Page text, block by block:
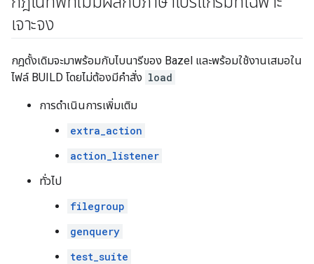
เจาะจง
กฎดั้งเดิมจะมาพร้อมกับไบนารีของ Bazel และพร้อมใช้งานเสมอใน
ไฟล์ BUILD โดยไม่ต้องมีคำสั่ง load
การดำเนินการเพิ่มเติม
extra_action
action_listener
ทั่วไป
filegroup
genquery
test_suite